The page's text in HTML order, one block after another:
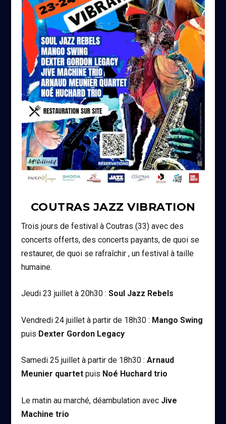
COUTRAS JAZZ VIBRATION
Trois jours de festival à Coutras (33) avec des
concerts offerts, des concerts payants, de quoi se
restaurer, de quoi se rafraîchir , un festival à taille
humaine.
Jeudi 23 juillet à 20h30 :Soul Jazz Rebels
Vendredi 24 juillet à partir de 18h30 : Mango Swing
puis Dexter Gordon Legacy
Samedi 25 juillet à partir de 18h30 :Arnaud
Meunier quartet puis Noé Huchard trio
Le matin au marché, déambulation avec Jive
Machine trio